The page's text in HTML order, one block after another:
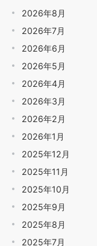
2026年8月
2026年7月
2026年6月
2026年5月
2026年4月
2026年3月
2026年2月
2026年1月
2025年12月
2025年11月
2025年10月
2025年9月
2025年8月
2025年7月